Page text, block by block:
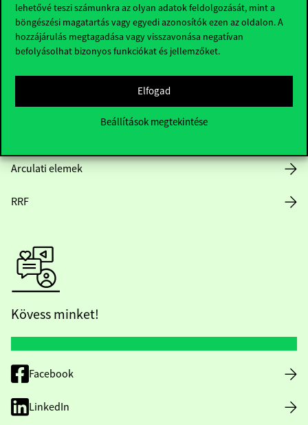
lehetővé teszi számunkra az olyan adatok feldolgozását, mint a
böngészési magatartás vagy egyedi azonosítók ezen az oldalon. A
hozzájárulás megtagadása vagy visszavonása negatívan
befolyásolhat bizonyos funkciókat és jellemzőket.
Elfogad
Beállítások megtekintése
Nyitvatartás
Arculati elemek
RRF
Kövess minket!
Facebook
LinkedIn